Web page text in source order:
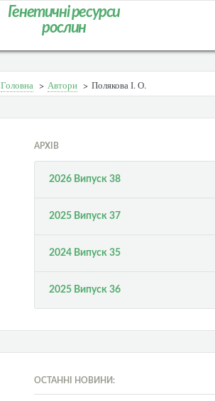
Генетичні ресурси
рослин
Головна > Автори > Полякова І. О.
АРХІВ
2026 Випуск 38
2025 Випуск 37
2024 Випуск 35
2025 Випуск 36
ОСТАННІ НОВИНИ: